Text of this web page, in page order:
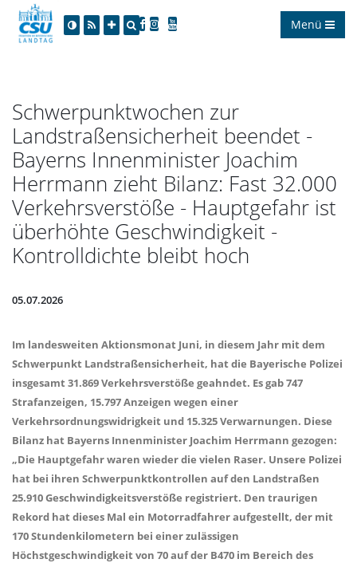
Menü
Schwerpunktwochen zur
Landstraßensicherheit beendet -
Bayerns Innenminister Joachim
Herrmann zieht Bilanz: Fast 32.000
Verkehrsverstöße - Hauptgefahr ist
überhöhte Geschwindigkeit -
Kontrolldichte bleibt hoch
05.07.2026
Im landesweiten Aktionsmonat Juni, in diesem Jahr mit dem
Schwerpunkt Landstraßensicherheit, hat die Bayerische Polizei
insgesamt 31.869 Verkehrsverstöße geahndet. Es gab 747
Strafanzeigen, 15.797 Anzeigen wegen einer
Verkehrsordnungswidrigkeit und 15.325 Verwarnungen. Diese
Bilanz hat Bayerns Innenminister Joachim Herrmann gezogen:
Die Hauptgefahr waren wieder die vielen Raser. Unsere Polizei
hat bei ihren Schwerpunktkontrollen auf den Landstraßen
25.910 Geschwindigkeitsverstöße registriert. Den traurigen
Rekord hat dieses Mal ein Motorradfahrer aufgestellt, der mit
170 Stundenkilometern bei einer zulässigen
Höchstgeschwindigkeit von 70 auf der B470 im Bereich des